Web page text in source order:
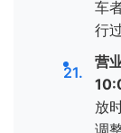
车
行
营
放